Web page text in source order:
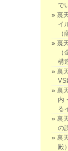
で
裏
イ
裏
構
裏
VS
裏
内
る
裏
の
裏
殿